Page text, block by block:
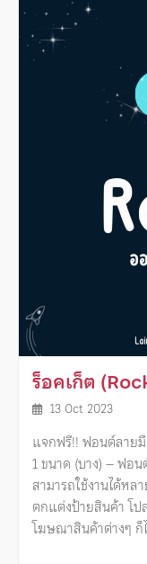
ร็อคเก็ต
13 Oct 2023
แจกฟรี!! ฟอนต์ลายมื
1 ขนาด (บาง) – ฟอ
สามารถใช้งานได้หล
ตกแต่งป้ายสินค้า โ
โฆษณาสินค้าต่างๆ ก็